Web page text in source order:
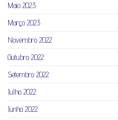
Maio 2023
Março 2023
Novembro 2022
Outubro 2022
Setembro 2022
Julho 2022
Junho 2022